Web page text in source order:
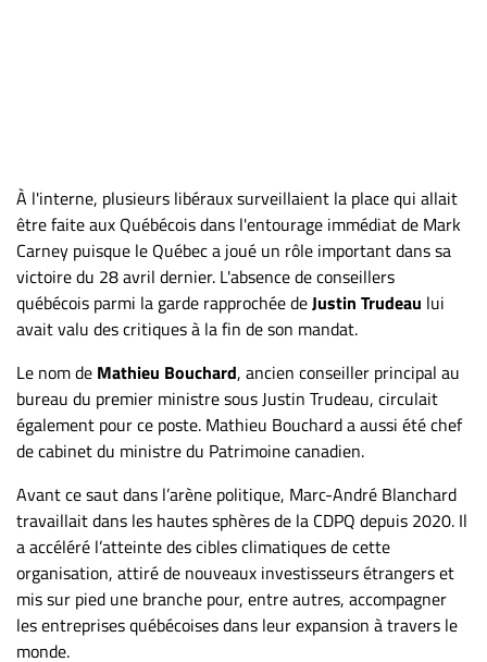
À l'interne, plusieurs libéraux surveillaient la place qui allait
être faite aux Québécois dans l'entourage immédiat de Mark
Carney puisque le Québec a joué un rôle important dans sa
victoire du 28 avril dernier. L'absence de conseillers
québécois parmi la garde rapprochée deJustin Trudeau lui
avait valu des critiques à la fin de son mandat.
Le nom de Mathieu Bouchard, ancien conseiller principal au
bureau du premier ministre sous Justin Trudeau, circulait
également pour ce poste. Mathieu Bouchard a aussi été chef
de cabinet du ministre du Patrimoine canadien.
Avant ce saut dans l’arène politique, Marc-André Blanchard
travaillait dans les hautes sphères de la CDPQ depuis 2020. Il
a accéléré l’atteinte des cibles climatiques de cette
organisation, attiré de nouveaux investisseurs étrangers et
mis sur pied une branche pour, entre autres, accompagner
les entreprises québécoises dans leur expansion à travers le
monde.